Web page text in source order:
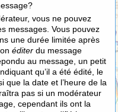
vous ne pouvez
messages. Vous pouvez
une durée limitée après
éditer du message
au message, un petit
qu’il a été édité, le
que la date et l’heure de la
pas si un modérateur
cependant ils ont la